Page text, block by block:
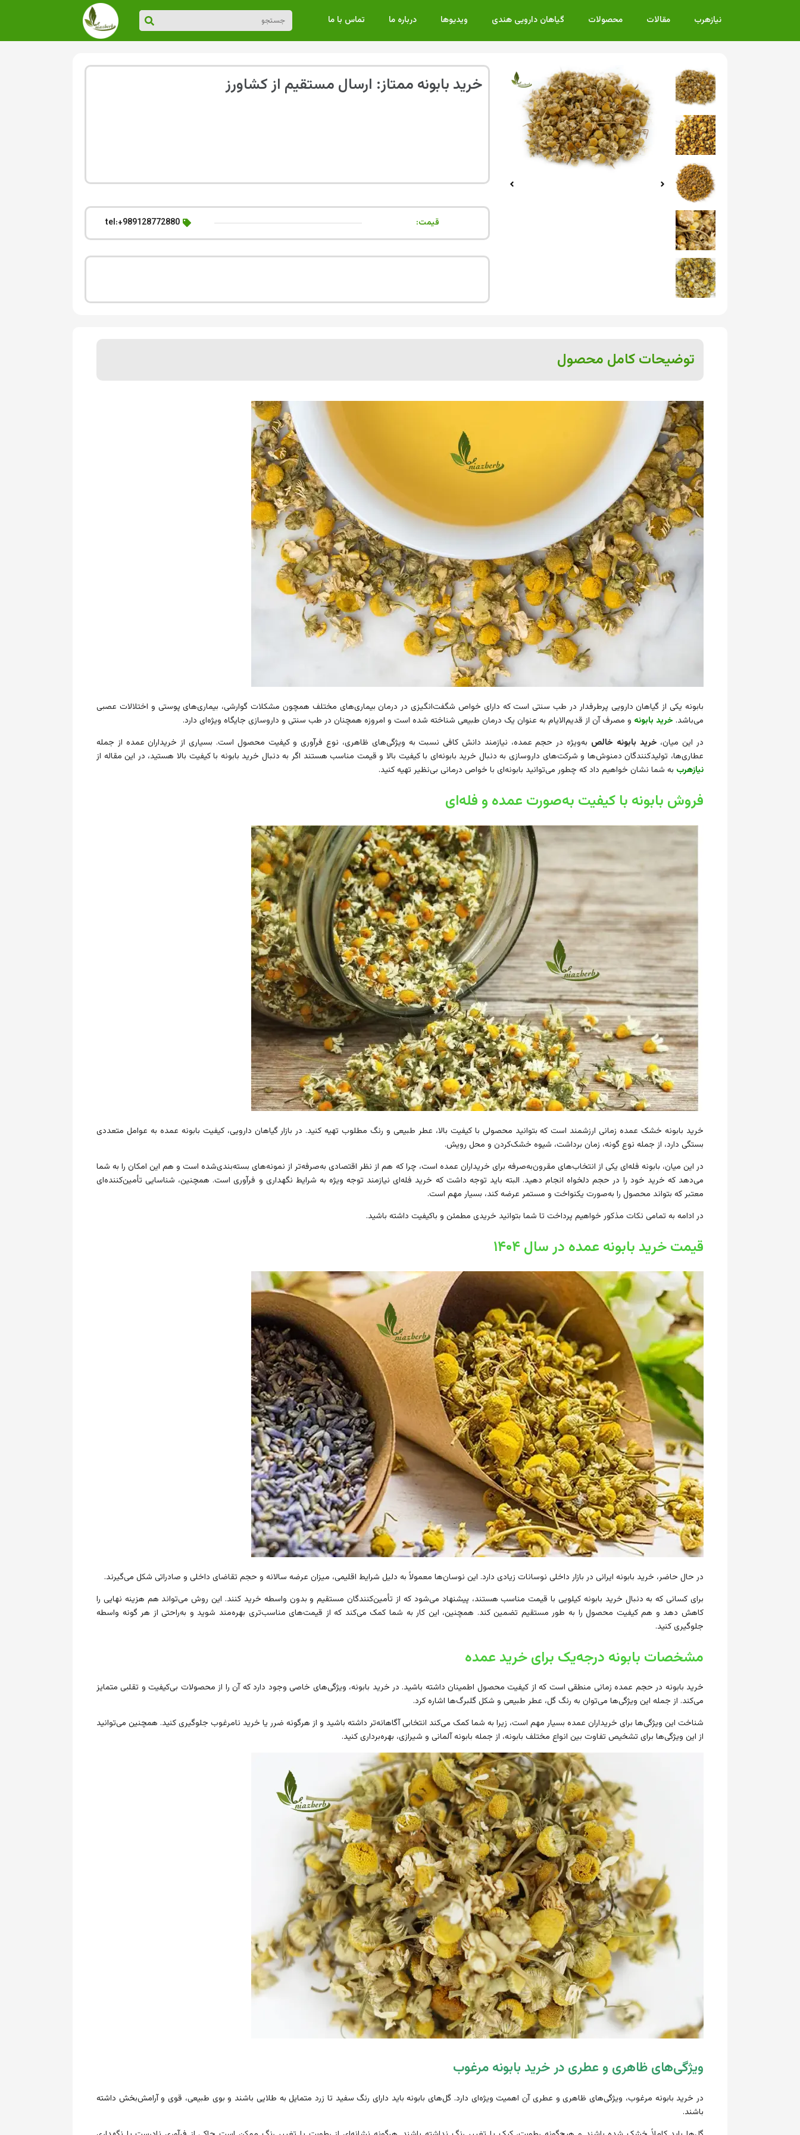
نیازهرب مقالات محصولات گیاهان دارویی هندی ویدیوها درباره ما تماس با ما
خرید بابونه ممتاز: ارسال مستقیم از کشاورز
قیمت: tel:+989128772880
توضیحات کامل محصول
بابونه یکی از گیاهان دارویی پرطرفدار در طب سنتی است که دارای خواص شگفت‌انگیزی در درمان بیماری‌های مختلف همچون مشکلات گوارشی، بیماری‌های پوستی و اختلالات عصبی
می‌باشد. خرید بابونه و مصرف آن از قدیم‌الایام به عنوان یک درمان طبیعی شناخته شده است و امروزه همچنان در طب سنتی و داروسازی جایگاه ویژه‌ای دارد.
در این میان، خرید بابونه خالص به‌ویژه در حجم عمده، نیازمند دانش کافی نسبت به ویژگی‌های ظاهری، نوع فرآوری و کیفیت محصول است. بسیاری از خریداران عمده از جمله
عطاری‌ها، تولیدکنندگان دمنوش‌ها و شرکت‌های داروسازی به دنبال خرید بابونه‌ای با کیفیت بالا و قیمت مناسب هستند اگر به دنبال خرید بابونه با کیفیت بالا هستید، در این مقاله از
نیازهرب به شما نشان خواهیم داد که چطور می‌توانید بابونه‌ای با خواص درمانی بی‌نظیر تهیه کنید.
فروش بابونه با کیفیت به‌صورت عمده و فله‌ای
خرید بابونه خشک عمده زمانی ارزشمند است که بتوانید محصولی با کیفیت بالا، عطر طبیعی و رنگ مطلوب تهیه کنید. در بازار گیاهان دارویی، کیفیت بابونه عمده به عوامل متعددی
بستگی دارد، از جمله نوع گونه، زمان برداشت، شیوه خشک‌کردن و محل رویش.
در این میان، بابونه فله‌ای یکی از انتخاب‌های مقرون‌به‌صرفه برای خریداران عمده است، چرا که هم از نظر اقتصادی به‌صرفه‌تر از نمونه‌های بسته‌بندی‌شده است و هم این امکان را به شما
می‌دهد که خرید خود را در حجم دلخواه انجام دهید. البته باید توجه داشت که خرید فله‌ای نیازمند توجه ویژه به شرایط نگهداری و فرآوری است. همچنین، شناسایی تأمین‌کننده‌ای
معتبر که بتواند محصول را به‌صورت یکنواخت و مستمر عرضه کند، بسیار مهم است.
در ادامه به تمامی نکات مذکور خواهیم پرداخت تا شما بتوانید خریدی مطمئن و باکیفیت داشته باشید.
قیمت خرید بابونه عمده در سال ۱۴۰۴
در حال حاضر، خرید بابونه ایرانی در بازار داخلی نوسانات زیادی دارد. این نوسان‌ها معمولاً به دلیل شرایط اقلیمی، میزان عرضه سالانه و حجم تقاضای داخلی و صادراتی شکل می‌گیرند.
برای کسانی که به دنبال خرید بابونه کیلویی با قیمت مناسب هستند، پیشنهاد می‌شود که از تأمین‌کنندگان مستقیم و بدون واسطه خرید کنند. این روش می‌تواند هم هزینه نهایی را
کاهش دهد و هم کیفیت محصول را به طور مستقیم تضمین کند. همچنین، این کار به شما کمک می‌کند که از قیمت‌های مناسب‌تری بهره‌مند شوید و به‌راحتی از هر گونه واسطه
جلوگیری کنید.
مشخصات بابونه درجه‌یک برای خرید عمده
خرید بابونه در حجم عمده زمانی منطقی است که از کیفیت محصول اطمینان داشته باشید. در خرید بابونه، ویژگی‌های خاصی وجود دارد که آن را از محصولات بی‌کیفیت و تقلبی متمایز
می‌کند. از جمله این ویژگی‌ها می‌توان به رنگ گل، عطر طبیعی و شکل گلبرگ‌ها اشاره کرد.
شناخت این ویژگی‌ها برای خریداران عمده بسیار مهم است، زیرا به شما کمک می‌کند انتخابی آگاهانه‌تر داشته باشید و از هرگونه ضرر یا خرید نامرغوب جلوگیری کنید. همچنین می‌توانید
از این ویژگی‌ها برای تشخیص تفاوت بین انواع مختلف بابونه، از جمله بابونه آلمانی و شیرازی، بهره‌برداری کنید.
ویژگی‌های ظاهری و عطری در خرید بابونه مرغوب
در خرید بابونه مرغوب، ویژگی‌های ظاهری و عطری آن اهمیت ویژه‌ای دارد. گل‌های بابونه باید دارای رنگ سفید تا زرد متمایل به طلایی باشند و بوی طبیعی، قوی و آرامش‌بخش داشته
باشند.